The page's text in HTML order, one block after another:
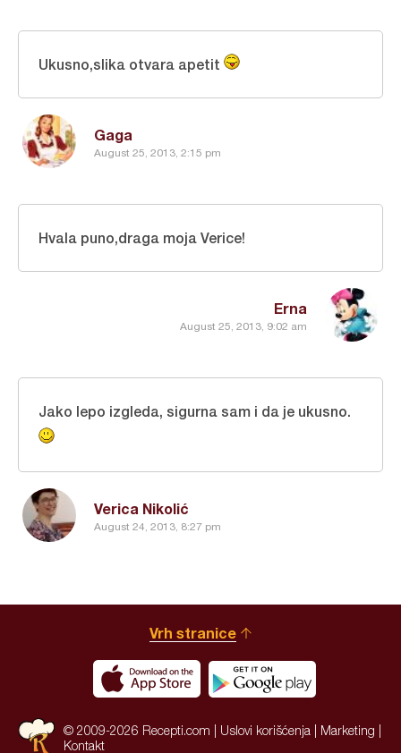
Gaga
August 25, 2013, 2:15 pm
Ukusno,slika otvara apetit
Erna
August 25, 2013, 9:02 am
Hvala puno,draga moja Verice!
Verica Nikolić
August 24, 2013, 8:27 pm
Jako lepo izgleda, sigurna sam i da je ukusno.
Vrh stranice
© 2009-2026 Recepti.com | Uslovi korišćenja Marketing
Kontakt